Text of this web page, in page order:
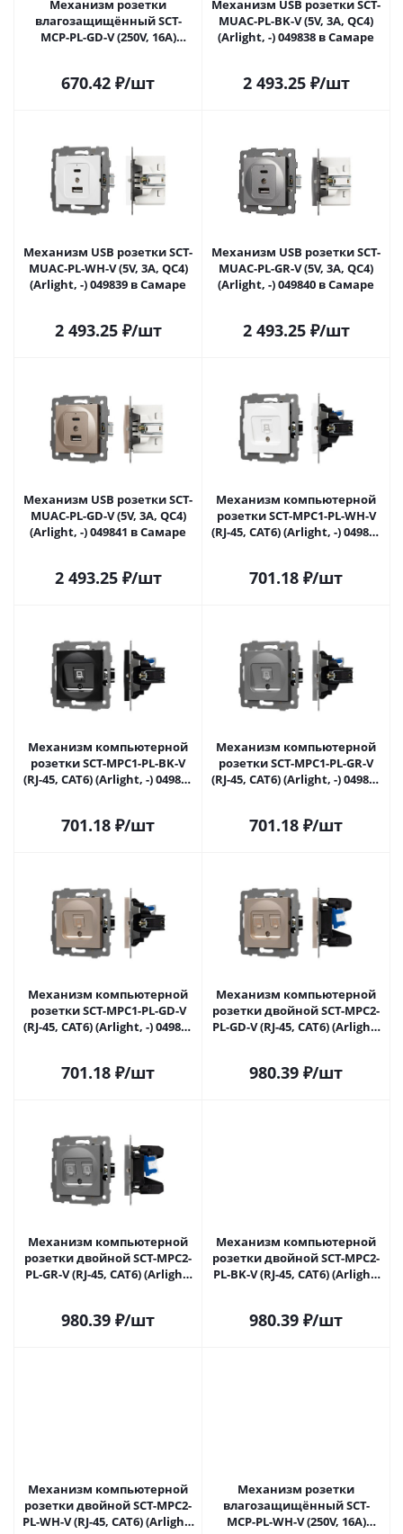
Механизм розетки
влагозащищённый SCT-
MCP-PL-GD-V (250V, 16A)
670.42 ₽/шт
Механизм USB розетки SCT-
MUAC-PL-BK-V (5V, 3A, QC4)
(Arlight, -) 049838 в Самаре
2 493.25₽/шт
Механизм USB розетки SCT-
MUAC-PL-WH-V (5V, 3A, QC4)
(Arlight, -) 049839 в Самаре
2 493.25₽/шт
Механизм USB розетки SCT-
MUAC-PL-GR-V (5V, 3A, QC4)
(Arlight, -) 049840 в Самаре
2 493.25₽/шт
Механизм USB розетки SCT-
MUAC-PL-GD-V (5V, 3A, QC4)
(Arlight, -) 049841 в Самаре
2 493.25₽/шт
Механизм компьютерной
розетки SCT-MPC1-PL-WH-V
(RJ-45, CAT6) (Arlight, -) 049842
701.18 ₽/шт
Механизм компьютерной
розетки SCT-MPC1-PL-BK-V
(RJ-45, CAT6) (Arlight, -) 049847
701.18 ₽/шт
Механизм компьютерной
розетки SCT-MPC1-PL-GR-V
(RJ-45, CAT6) (Arlight, -) 049848
701.18 ₽/шт
Механизм компьютерной
розетки SCT-MPC1-PL-GD-V
(RJ-45, CAT6) (Arlight, -) 049849
701.18 ₽/шт
Механизм компьютерной
розетки двойной SCT-MPC2-
PL-GD-V (RJ-45, CAT6) (Arlight,
980.39 ₽/шт
Механизм компьютерной
розетки двойной SCT-MPC2-
PL-GR-V (RJ-45, CAT6) (Arlight,
980.39 ₽/шт
Механизм компьютерной
розетки двойной SCT-MPC2-
PL-BK-V (RJ-45, CAT6) (Arlight,
980.39 ₽/шт
Механизм компьютерной
розетки двойной SCT-MPC2-
PL-WH-V (RJ-45, CAT6) (Arlight,
Механизм розетки
влагозащищённый SCT-
MCP-PL-WH-V (250V, 16A)